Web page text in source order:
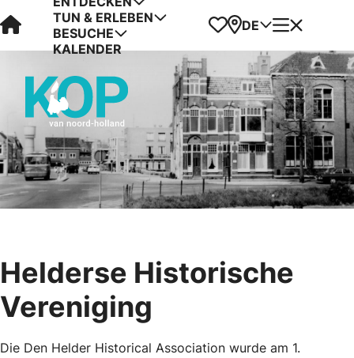
Visit Kop van Holland
TUN & ERLEBEN
BESUCHE
KALENDER
Favoriten
Karte
DE Menü
Helderse Historische
Vereniging
Die Den Helder Historical Association wurde am 1.